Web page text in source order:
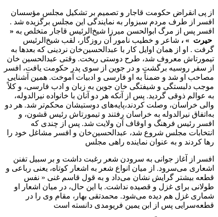
از پى‌ انقراض‌ حکومت‌ قاجار و تصمیم‌ بر تشکیل‌ مجلس‌ مؤسسان‌
افسر از طرف‌ مردم‌ سبزوار به‌ نمایندگى‌ این‌ مجلس‌ برگزیده‌ شد .
افسر پس‌ از مرگ‌ ابوالحسن‌ میرزا شیخ‌الرئیس‌ قاجار متخلص‌ به‌ «
حیرت‌ » ، شاعر و خطیب‌ نامور آن‌ روزگار، لقب‌ شیخ‌الرئیس‌
گرفت‌ . او از همان‌ اوایل‌ کار با عبدالحسین‌خان‌ نردینى‌ که‌ بعدها به‌
تیمورتاش‌ معروف‌ شد، طرح‌ دوستى‌ ریخت‌. وقتى‌ عبدالحسین‌ خان‌
از سفر روسیه‌ برگشت‌ و در جوین‌ از سوی‌ پدر حکومت‌ یافت‌، افسر
مصاحب‌ او شد و ضمناً به‌ او فارسى‌ و ادبیات‌ آموخت‌. همین‌ آشنایى‌
موجب‌ دلبستگى‌ و شیفتگى‌ خان‌ جوین‌ به‌ زبان‌ و ادب‌ فارسى‌، و کلاً
به‌ عوالم‌ ذوقى‌ گردید. پس‌ از آنکه‌ هر دو آنان‌ با خانواده نیرالدوله‌،
والى‌ خراسان‌، وصلت‌ کردند،پایه‌های‌ دوستیشان‌ محکم‌تر شد. هر دو
به‌اتفاق‌ نیرالدوله‌ به‌ خراسان‌ رفتند و تیمورتاش‌ رئیس‌ قشون‌، و
افسر رئیس‌ فرهنگ‌ و اوقاف‌ آن‌ ولایت‌ شد. پس‌ از چندی‌ که‌
انتخابات‌ مجلس‌ شروع‌ شد، عبدالحسین‌خان‌ و افسر مشاغل‌ خود را
رها کردند و به‌ عنوان‌ نماینده‌ راهى‌ مجلس‌
افسر از آغاز جوانى‌ به‌ سرودن‌ شعر رغبت‌ داشت‌ و بر سبیل‌ تفنن‌
اشعاری‌ مى‌سرود. از میان‌ انواع‌ شعر به‌ اشعار کوتاه‌، یعنى‌ رباعى‌ و
قطعه‌ بیشتر گرایش‌ نشان‌ مى‌داد و به‌ قول‌ قاسم‌ غنى‌ « نفس‌
طولانى‌ برای‌ غزل‌ و قصیده‌ نداشت‌. با این‌ حال‌، در میان‌ اشعار او
شماری‌ غزل‌ هم‌ دیده‌ مى‌شود. محمدتقى‌ بهار، مقام‌ وی‌ را در
قطعه‌سرایى‌ پس‌ از ابن‌ یمین‌ فریومدی‌ دانسته‌ است‌